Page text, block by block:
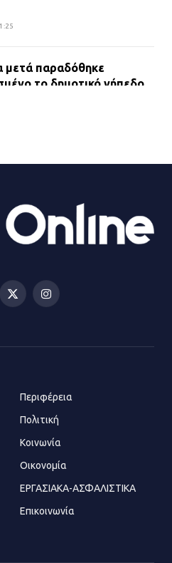
μετά παραδόθηκε
το δημοτικό γήπεδο
ΕΙΔΥΛΛΙΑΣ:
ΙΡΙΣ
η επίθεση στους δύο
ηλεκτρικά πατίνια:
τους από
X
Instagram
Περιφέρεια
Πολιτική
Κοινωνία
Οικονομία
ΕΡΓΑΣΙΑΚΑ-ΑΣΦΑΛΙΣΤΙΚΑ
Επικοινωνία